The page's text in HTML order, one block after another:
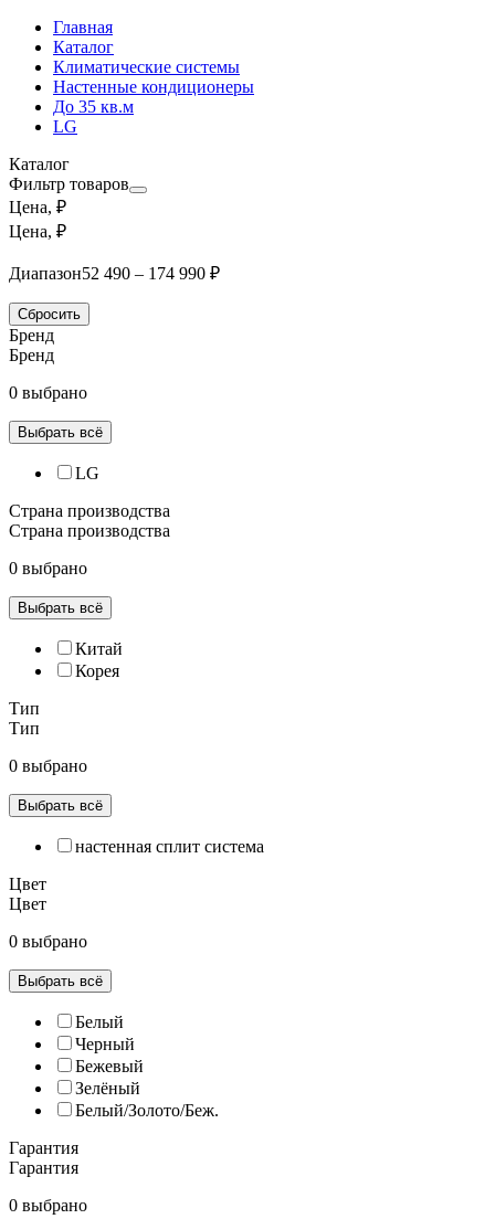
Главная
Каталог
Климатические системы
Настенные кондиционеры
До 35 кв.м
LG
Каталог
Фильтр товаров
Цена, ₽
Цена, ₽
Диапазон52 490 – 174 990 ₽
Сбросить
Бренд
Бренд
0 выбрано
Выбрать всё
LG
Страна производства
Страна производства
0 выбрано
Выбрать всё
Китай
Корея
Тип
Тип
0 выбрано
Выбрать всё
настенная сплит система
Цвет
Цвет
0 выбрано
Выбрать всё
Белый
Черный
Бежевый
Зелёный
Белый/Золото/Беж.
Гарантия
Гарантия
0 выбрано